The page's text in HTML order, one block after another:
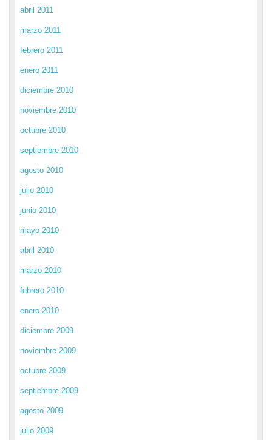
abril 2011
marzo 2011
febrero 2011
enero 2011
diciembre 2010
noviembre 2010
octubre 2010
septiembre 2010
agosto 2010
julio 2010
junio 2010
mayo 2010
abril 2010
marzo 2010
febrero 2010
enero 2010
diciembre 2009
noviembre 2009
octubre 2009
septiembre 2009
agosto 2009
julio 2009